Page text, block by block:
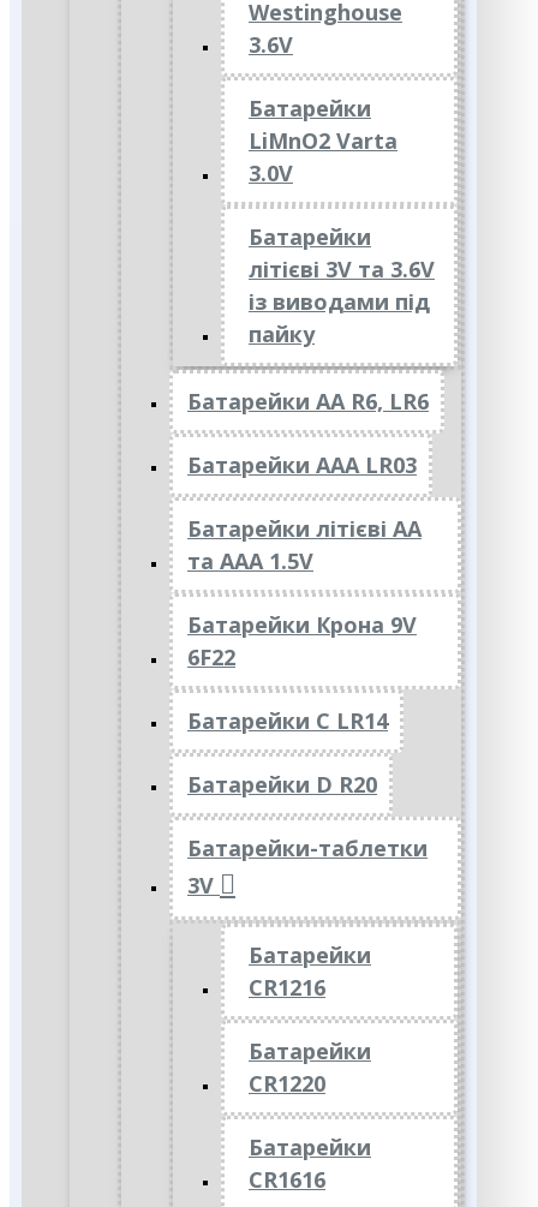
Westinghouse
3.6V
Батарейки
LiMnO2 Varta
3.0V
Батарейки
літієві 3V та 3.6V
із виводами під
пайку
Батарейки АА R6, LR6
Батарейки АAА LR03
Батарейки літієві АА
та ААА 1.5V
Батарейки Крона 9V
6F22
Батарейки C LR14
Батарейки D R20
Батарейки-таблетки
3V
Батарейки
CR1216
Батарейки
CR1220
Батарейки
CR1616